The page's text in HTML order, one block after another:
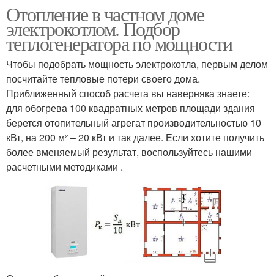
Отопление в частном доме
электрокотлом. Подбор
теплогенератора по мощности
Чтобы подобрать мощность электрокотла, первым делом
посчитайте тепловые потери своего дома.
Приближенный способ расчета вы наверняка знаете:
для обогрева 100 квадратных метров площади здания
берется отопительный агрегат производительностью 10
кВт, на 200 м² – 20 кВт и так далее. Если хотите получить
более вменяемый результат, воспользуйтесь нашими
расчетными методиками .